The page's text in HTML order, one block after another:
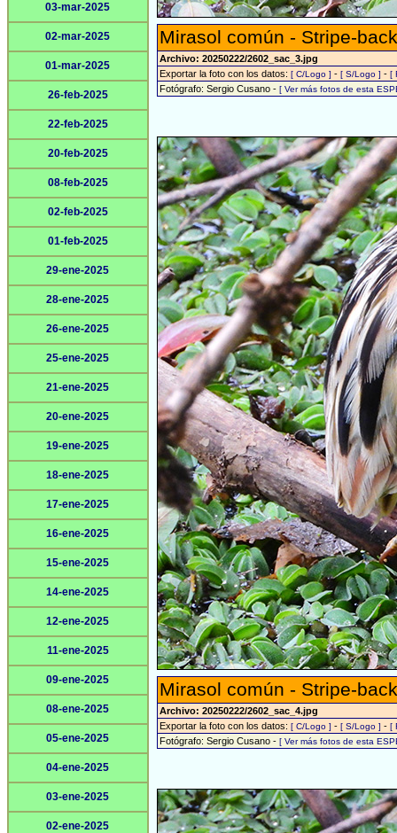
03-mar-2025
02-mar-2025
01-mar-2025
26-feb-2025
22-feb-2025
20-feb-2025
08-feb-2025
02-feb-2025
01-feb-2025
29-ene-2025
28-ene-2025
26-ene-2025
25-ene-2025
21-ene-2025
20-ene-2025
19-ene-2025
18-ene-2025
17-ene-2025
16-ene-2025
15-ene-2025
14-ene-2025
12-ene-2025
11-ene-2025
09-ene-2025
08-ene-2025
05-ene-2025
04-ene-2025
03-ene-2025
02-ene-2025
Mirasol común - Stripe-
Archivo: 20250222/2602_sac_3.jpg
Exportar la foto con los datos: [ C/Logo ] - [ S/Logo ] - [
Fotógrafo: Sergio Cusano - [ Ver más fotos de esta
Mirasol común - Stripe-
Archivo: 20250222/2602_sac_4.jpg
Exportar la foto con los datos: [ C/Logo ] - [ S/Logo ] - [
Fotógrafo: Sergio Cusano - [ Ver más fotos de esta